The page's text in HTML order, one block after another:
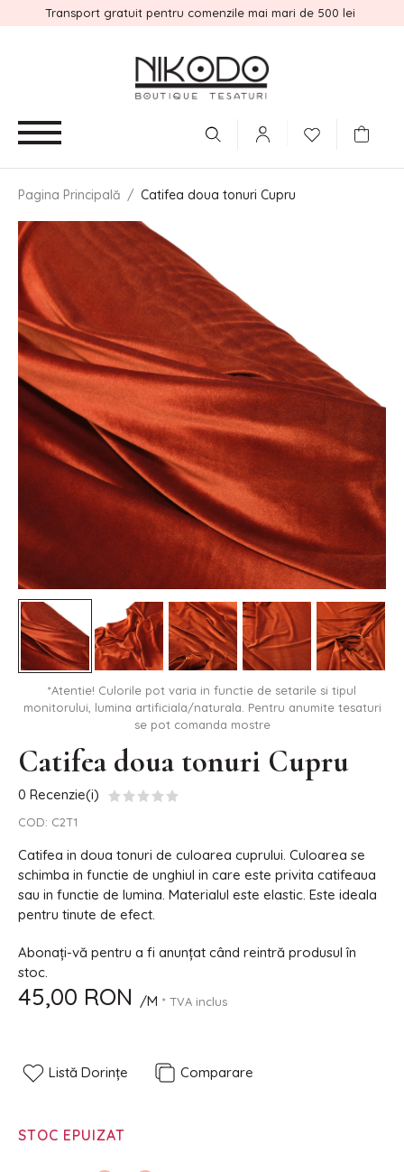
Transport gratuit pentru comenzile mai mari de 500 lei
Pagina Principală / Catifea doua tonuri Cupru
*Atentie! Culorile pot varia in functie de setarile si tipul
monitorului, lumina artificiala/naturala. Pentru anumite tesaturi
se pot comanda mostre
Catifea doua tonuri Cupru
0 Recenzie(i)
COD: C2T1
Catifea in doua tonuri de culoarea cuprului. Culoarea se
schimba in functie de unghiul in care este privita catifeaua
sau in functie de lumina. Materialul este elastic. Este ideala
pentru tinute de efect.
Abonați-vă pentru a fi anunțat când reintră produsul în
stoc.
45,00 RON /M * TVA inclus
Listă Dorințe Comparare
STOC EPUIZAT